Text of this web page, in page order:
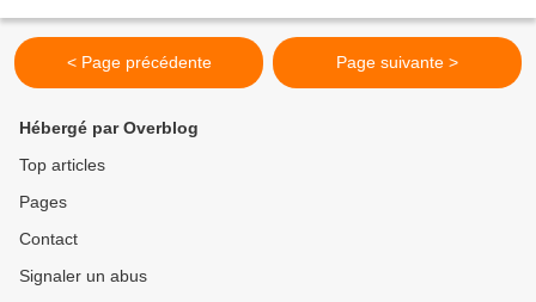
< Page précédente Page suivante >
Hébergé par Overblog
Top articles
Pages
Contact
Signaler un abus